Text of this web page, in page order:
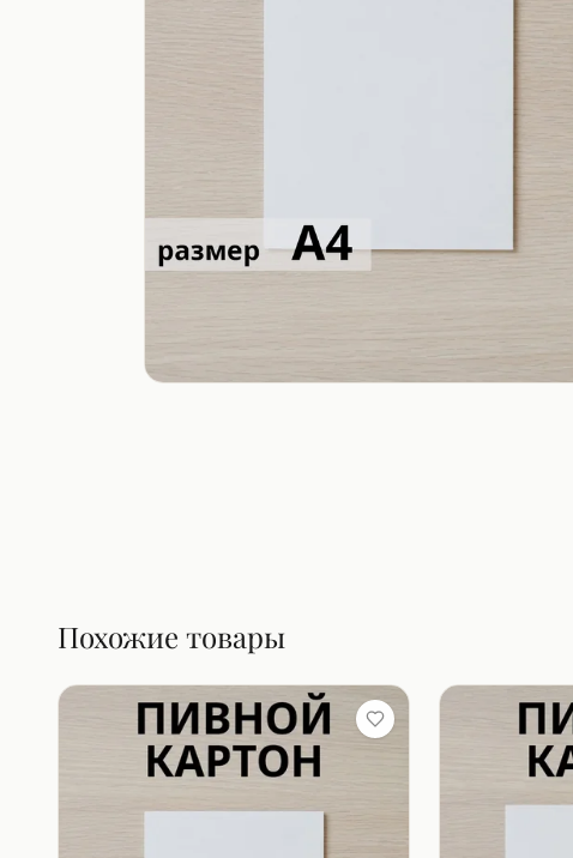
Похожие товары